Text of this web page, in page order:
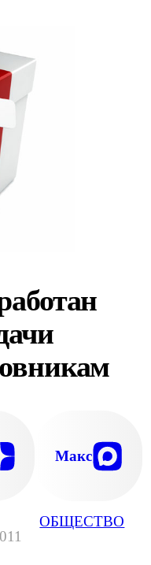
ОБЩЕСТВО
Макс